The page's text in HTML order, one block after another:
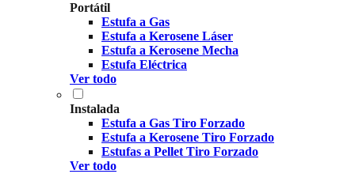
Portátil
Estufa a Gas
Estufa a Kerosene Láser
Estufa a Kerosene Mecha
Estufa Eléctrica
Ver todo
Instalada
Estufa a Gas Tiro Forzado
Estufa a Kerosene Tiro Forzado
Estufas a Pellet Tiro Forzado
Ver todo